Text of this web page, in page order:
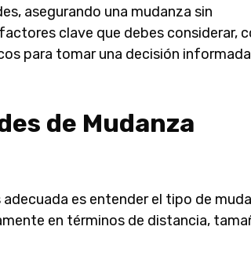
asegurando una mudanza sin
clave que debes considerar,
para tomar una decisión
de Mudanza
es entender el tipo de
en términos de distancia,